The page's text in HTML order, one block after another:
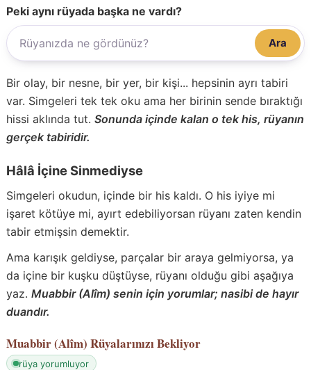
Peki aynı rüyada başka ne vardı?
Ara
Bir olay, bir nesne, bir yer, bir kişi... hepsinin ayrı tabiri
var. Simgeleri tek tek oku ama her birinin sende bıraktığı
hissi aklında tut. Sonunda içinde kalan o tek his, rüyanın
gerçek tabiridir.
Hâlâ İçine Sinmediyse
Simgeleri okudun, içinde bir his kaldı. O his iyiye mi
işaret kötüye mi, ayırt edebiliyorsan rüyanı zaten kendin
tabir etmişsin demektir.
Ama karışık geldiyse, parçalar bir araya gelmiyorsa, ya
da içine bir kuşku düştüyse, rüyanı olduğu gibi aşağıya
yaz. Muabbir (Alîm) senin için yorumlar; nasibi de hayır
duandır.
Muabbir (Alîm) Rüyalarınızı Bekliyor
rüya yorumluyor